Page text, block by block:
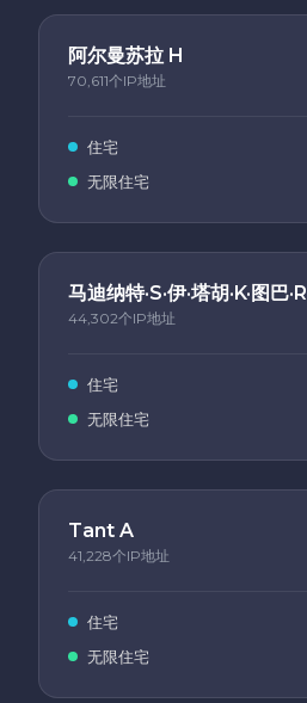
阿尔曼苏拉 H
70,611个IP地址
住宅
无限住宅
马迪纳特·S·伊·塔胡·K·图巴·R
44,302个IP地址
住宅
无限住宅
Tant A
41,228个IP地址
住宅
无限住宅